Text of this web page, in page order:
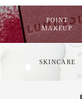
POINT
MAKEUP
SKINCARE